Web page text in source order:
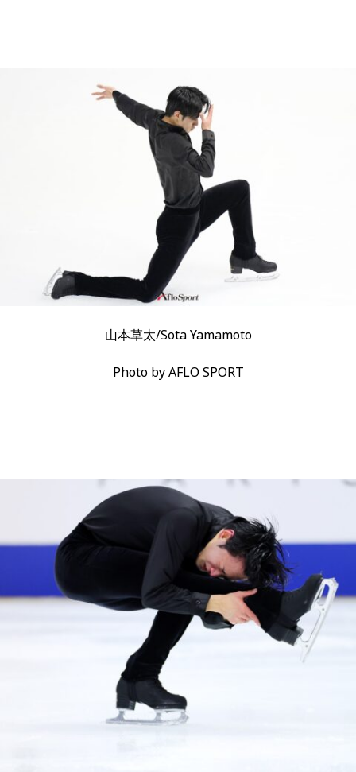
山本草太/Sota Yamamoto
Photo by AFLO SPORT